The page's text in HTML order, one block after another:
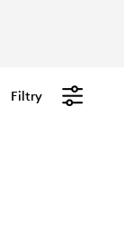
Filtry